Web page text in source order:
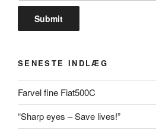
SENESTE INDLÆG
Farvel fine Fiat500C
“Sharp eyes – Save lives!”